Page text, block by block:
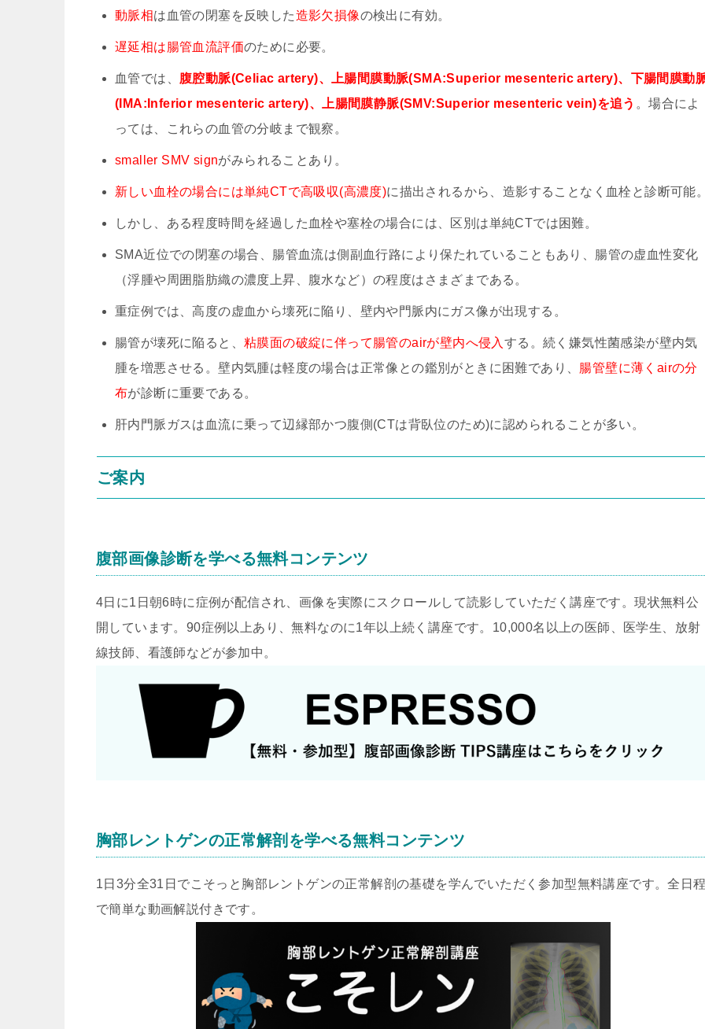
動脈相は血管の閉塞を反映した造影欠損像の検出に有効。
遅延相は腸管血流評価のために必要。
血管では、 腹腔動脈(Celiac artery)、上腸間膜動脈(SMA:Superior mesenteric artery)、下腸間膜動
(IMA:Inferior mesenteric artery)、上腸間膜静脈(SMV:Superior mesenteric vein)を追う 。場合によ
っては、これらの血管の分岐まで観察。
smaller SMV signがみられることあり。
新しい血栓の場合には単純CTで高吸収(高濃度)に描出されるから、造影することなく血栓と診断可能
しかし、ある程度時間を経過した血栓や塞栓の場合には、区別は単純CTでは困難。
SMA近位での閉塞の場合、腸管血流は側副血行路により保たれていることもあり、腸管の虚血性変化
（浮腫や周囲脂肪織の濃度上昇、腹水など）の程度はさまざまである。
重症例では、高度の虚血から壊死に陥り、壁内や門脈内にガス像が出現する。
腸管が壊死に陥ると、 粘膜面の破綻に伴って腸管のairが壁内へ侵入 する。続く嫌気性菌感染が壁内気
腫を増悪させる。壁内気腫は軽度の場合は正常像との鑑別がときに困難であり、 腸管壁に薄くairの分
布が診断に重要である。
肝内門脈ガスは血流に乗って辺縁部かつ腹側(CTは背臥位のため)に認められることが多い。
ご案内
腹部画像診断を学べる無料コンテンツ
4日に1日朝6時に症例が配信され、画像を実際にスクロールして読影していただく講座です。現状無料公
開しています。90症例以上あり、無料なのに1年以上続く講座です。10,000名以上の医師、医学生、放射
線技師、看護師などが参加中。
胸部レントゲンの正常解剖を学べる無料コンテンツ
1日3分全31日でこそっと胸部レントゲンの正常解剖の基礎を学んでいただく参加型無料講座です。全日
で簡単な動画解説付きです。